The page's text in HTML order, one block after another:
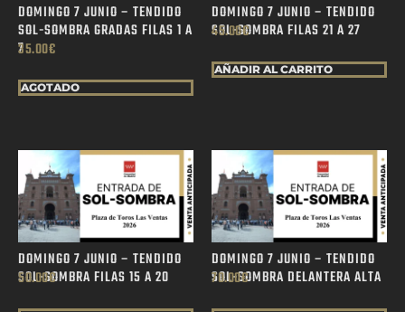
DOMINGO 7 JUNIO – TENDIDO
SOL-SOMBRA GRADAS FILAS 1 A
7
35.00€
AGOTADO
DOMINGO 7 JUNIO – TENDIDO
SOL-SOMBRA FILAS 21 A 27
45.00€
AÑADIR AL CARRITO
DOMINGO 7 JUNIO – TENDIDO
SOL-SOMBRA FILAS 15 A 20
50.00€
DOMINGO 7 JUNIO – TENDIDO
SOL-SOMBRA DELANTERA ALTA
70.00€